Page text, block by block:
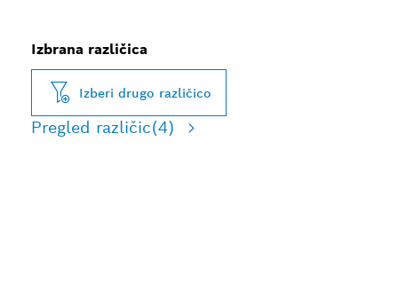
Izbrana različica
Izberi drugo različico
Pregled različic(4)